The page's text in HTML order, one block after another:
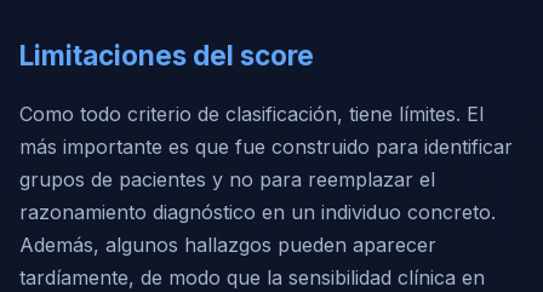
Limitaciones del score
Como todo criterio de clasificación, tiene límites. El
más importante es que fue construido para identificar
grupos de pacientes y no para reemplazar el
razonamiento diagnóstico en un individuo concreto.
Además, algunos hallazgos pueden aparecer
tardíamente, de modo que la sensibilidad clínica en